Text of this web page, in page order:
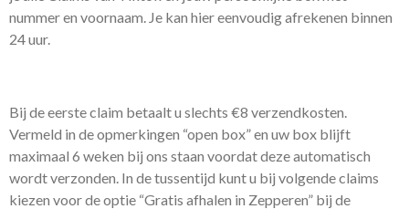
nummer en voornaam. Je kan hier eenvoudig afrekenen binnen
24 uur.
Bij de eerste claim betaalt u slechts €8 verzendkosten.
Vermeld in de opmerkingen “open box” en uw box blijft
maximaal 6 weken bij ons staan voordat deze automatisch
wordt verzonden. In de tussentijd kunt u bij volgende claims
kiezen voor de optie “Gratis afhalen in Zepperen” bij de